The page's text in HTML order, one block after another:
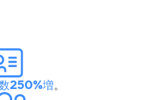
250%増。